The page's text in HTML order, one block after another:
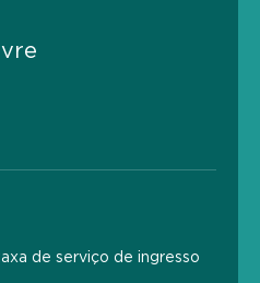
de serviço de ingresso